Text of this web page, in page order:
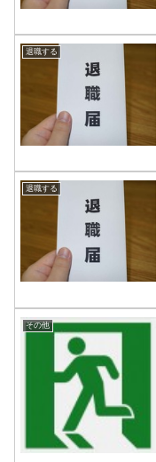
退職する
退職する
その他